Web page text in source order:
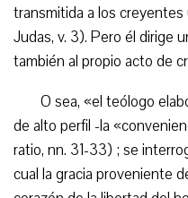
transmitida a los
Judas, v. 3). Pero él dirige
también al propio acto de
O sea, «el teólogo
de alto perfil -la
ratio, nn. 31-33) ; se
cual la gracia proveniente